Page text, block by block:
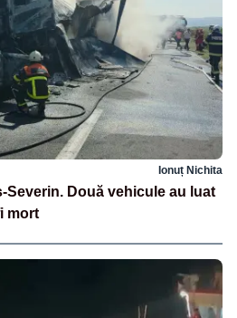
Ionuț Nichita
Severin. Două vehicule au luat
mort